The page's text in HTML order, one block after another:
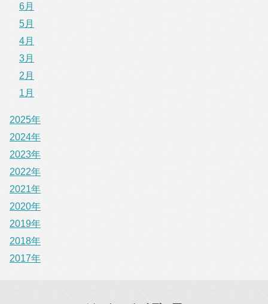
6月
5月
4月
3月
2月
1月
2025年
2024年
2023年
2022年
2021年
2020年
2019年
2018年
2017年